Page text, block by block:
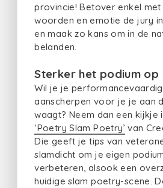
provincie! Betover enkel met
woorden en emotie de jury in
en maak zo kans om in de
belanden.
Sterker het podium op
Wil je je
aanscherpen voor je je aan
waagt? Neem dan een kijkje
‘Poetry Slam Poetry’ van
Die geeft je tips van
slamdicht om je eigen
verbeteren, alsook een
huidige slam poetry-scene.